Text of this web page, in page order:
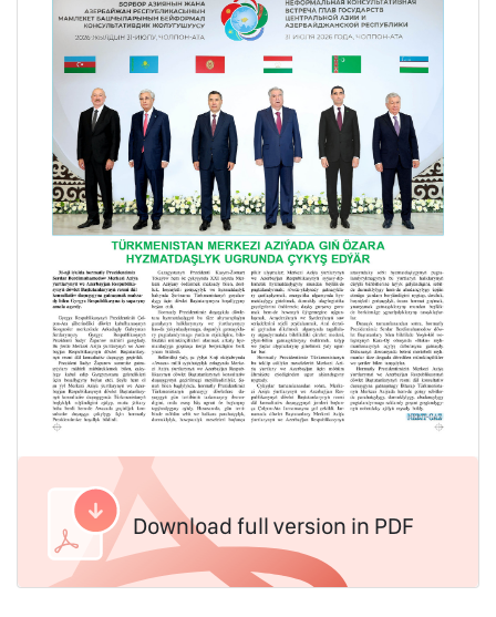
Download full version in PDF